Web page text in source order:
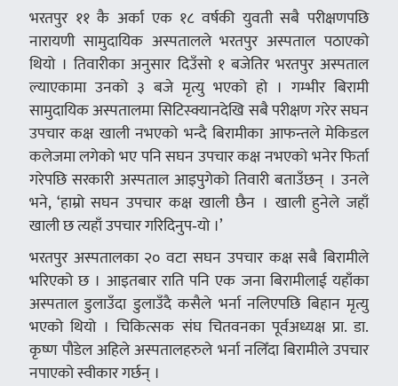
भरतपुर ११ कै अर्का एक १८ वर्षकी युवती सबै परीक्षणपछि
नारायणी सामुदायिक अस्पतालले भरतपुर अस्पताल पठाएको
थियो । तिवारीका अनुसार दिउँसो १ बजेतिर भरतपुर अस्पताल
ल्याएकामा उनको ३ बजे मृत्यु भएको हो । गम्भीर बिरामी
सामुदायिक अस्पतालमा सिटिस्क्यानदेखि सबै परीक्षण गरेर सघन
उपचार कक्ष खाली नभएको भन्दै बिरामीका आफन्तले मेकिडल
कलेजमा लगेको भए पनि सघन उपचार कक्ष नभएको भनेर फिर्ता
गरेपछि सरकारी अस्पताल आइपुगेको तिवारी बताउँछन् । उनले
भने, ‘हाम्रो सघन उपचार कक्ष खाली छैन । खाली हुनेले जहाँ
खाली छ त्यहाँ उपचार गरिदिनुप‑यो ।’
भरतपुर अस्पतालका २० वटा सघन उपचार कक्ष सबै बिरामीले
भरिएको छ । आइतबार राति पनि एक जना बिरामीलाई यहाँका
अस्पताल डुलाउँदा डुलाउँदै कसैले भर्ना नलिएपछि बिहान मृत्यु
भएको थियो । चिकित्सक संघ चितवनका पूर्वअध्यक्ष प्रा. डा.
कृष्ण पौडेल अहिले अस्पतालहरुले भर्ना नलिँदा बिरामीले उपचार
नपाएको स्वीकार गर्छन् ।